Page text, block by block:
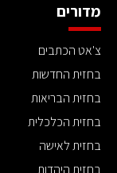
מדורים
צ'אט הכתבים
בחזית החדשות
בחזית הבריאות
בחזית הכלכלית
בחזית לאישה
בחזית היהדות